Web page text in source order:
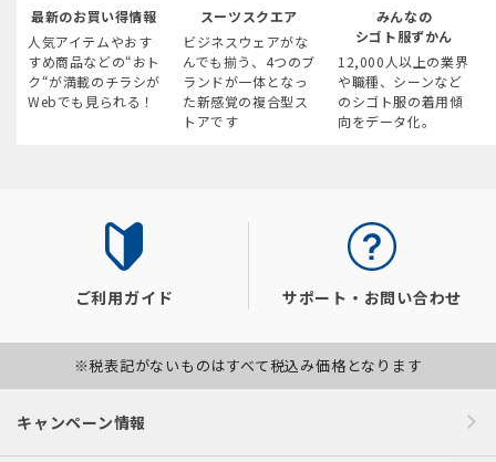
最新のお買い得情報
人気アイテムやおす
すめ商品などの“おト
ク“が満載のチラシが
Webでも見られる！
スーツスクエア
ビジネスウェアがな
んでも揃う、4つのブ
ランドが一体となっ
た新感覚の複合型ス
トアです
みんなの
シゴト服ずかん
12,000人以上の業界
や職種、シーンなど
のシゴト服の着用傾
向をデータ化。
ご利用ガイド サポート・お問い合わせ
※税表記がないものはすべて税込み価格となります
キャンペーン情報